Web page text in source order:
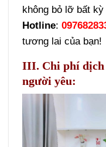
không bỏ lỡ bất
Hotline:
tương lai của bạn!
III. Chi phí dịch
người yêu: